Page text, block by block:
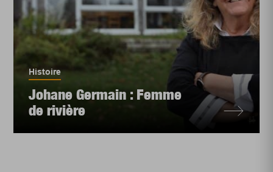
Histoire
Johane Germain : Femme
de rivière